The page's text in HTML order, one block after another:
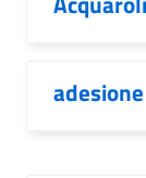
adesione